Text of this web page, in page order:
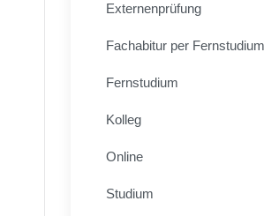
Externenprüfung
Fachabitur per Fernstudium
Fernstudium
Kolleg
Online
Studium